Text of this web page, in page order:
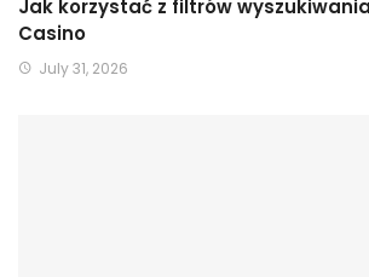
Jak korzystać z filtrów
Casino
July 31, 2026